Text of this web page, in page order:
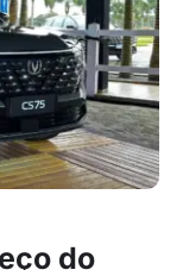
do